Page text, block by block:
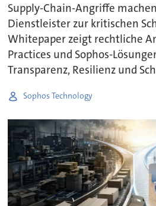
Supply-Chain-Angriffe
Dienstleister zur kritischen
Whitepaper zeigt rechtliche
Practices und Sophos-
Transparenz, Resilienz und
Sophos Technology